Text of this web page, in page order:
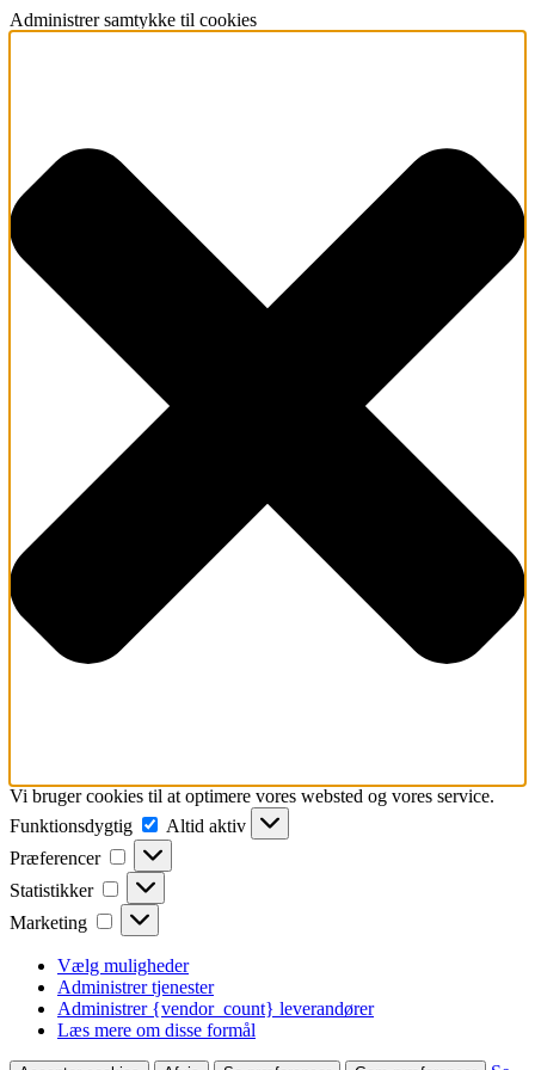
Administrer samtykke til cookies
Vi bruger cookies til at optimere vores websted og vores service.
Funktionsdygtig
Funktionsdygtig
Altid aktiv
Præferencer
Præferencer
Statistikker Statistikker
Marketing Marketing
Vælg muligheder
Administrer tjenester
Administrer {vendor_count} leverandører
Læs mere om disse formål